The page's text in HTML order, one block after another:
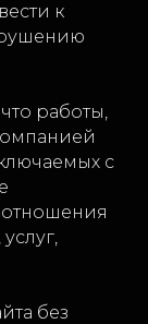
к
работы,
с
без